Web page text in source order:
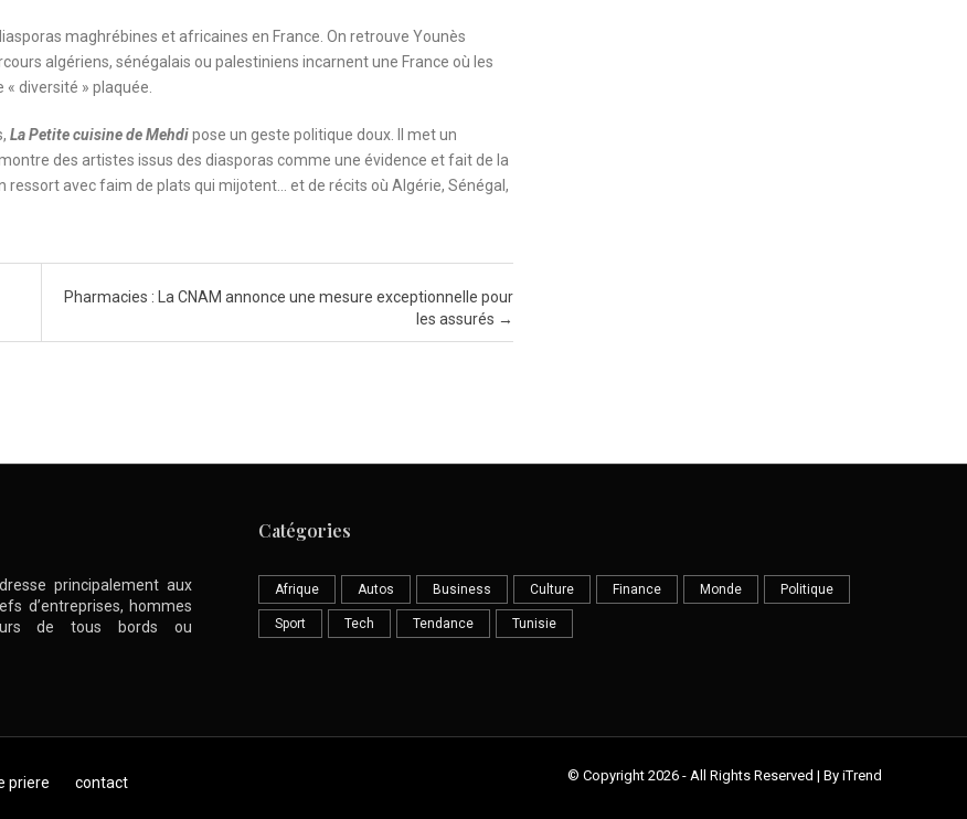
maghrébines et africaines en France. On retrouve Younès
algériens, sénégalais ou palestiniens incarnent une France où les
diversité » plaquée.
La Petite cuisine de Mehdipose un geste politique doux. Il met un
des artistes issus des diasporas comme une évidence et fait de la
avec faim de plats qui mijotent… et de récits où Algérie, Sénégal,
Pharmacies : La CNAM annonce une mesure exceptionnelle pour
les assurés →
principalement aux
d’entreprises, hommes
de tous bords ou
Catégories
Afrique Autos Business Culture Finance Monde Politique
Sport Tech Tendance Tunisie
priere contact © Copyright 2026 - All Rights Reserved | By iTrend